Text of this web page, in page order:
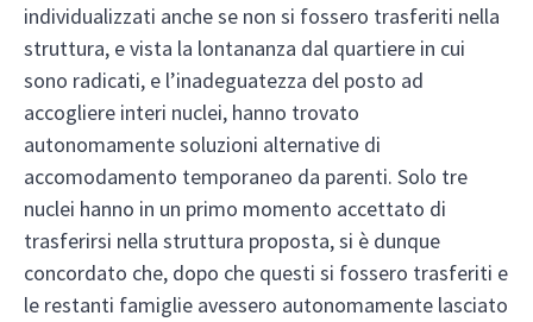
individualizzati anche se non si fossero trasferiti nella
struttura, e vista la lontananza dal quartiere in cui
sono radicati, e l’inadeguatezza del posto ad
accogliere interi nuclei, hanno trovato
autonomamente soluzioni alternative di
accomodamento temporaneo da parenti. Solo tre
nuclei hanno in un primo momento accettato di
trasferirsi nella struttura proposta, si è dunque
concordato che, dopo che questi si fossero trasferiti e
le restanti famiglie avessero autonomamente lasciato